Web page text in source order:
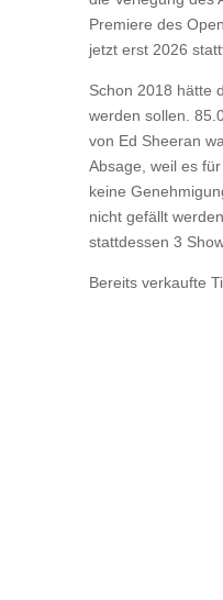
Premiere des
jetzt erst 2026
Schon 2018 hätte
werden sollen.
von Ed Sheeran
Absage, weil es
keine
nicht gefällt
stattdessen 3
Bereits verkaufte